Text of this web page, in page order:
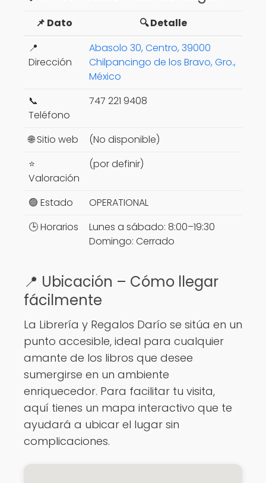
📌 Dato
🔍 Detalle
📍
Dirección
Abasolo 30, Centro, 39000
Chilpancingo de los Bravo, Gro.,
México
📞
Teléfono
747 221 9408
🌐 Sitio web
(No disponible)
⭐
Valoración
(por definir)
🟢 Estado
OPERATIONAL
🕒 Horarios
Lunes a sábado: 8:00–19:30
Domingo: Cerrado
📍 Ubicación – Cómo llegar
fácilmente
La Librería y Regalos Darío se sitúa en un
punto accesible, ideal para cualquier
amante de los libros que desee
sumergirse en un ambiente
enriquecedor. Para facilitar tu visita,
aquí tienes un mapa interactivo que te
ayudará a ubicar el lugar sin
complicaciones.